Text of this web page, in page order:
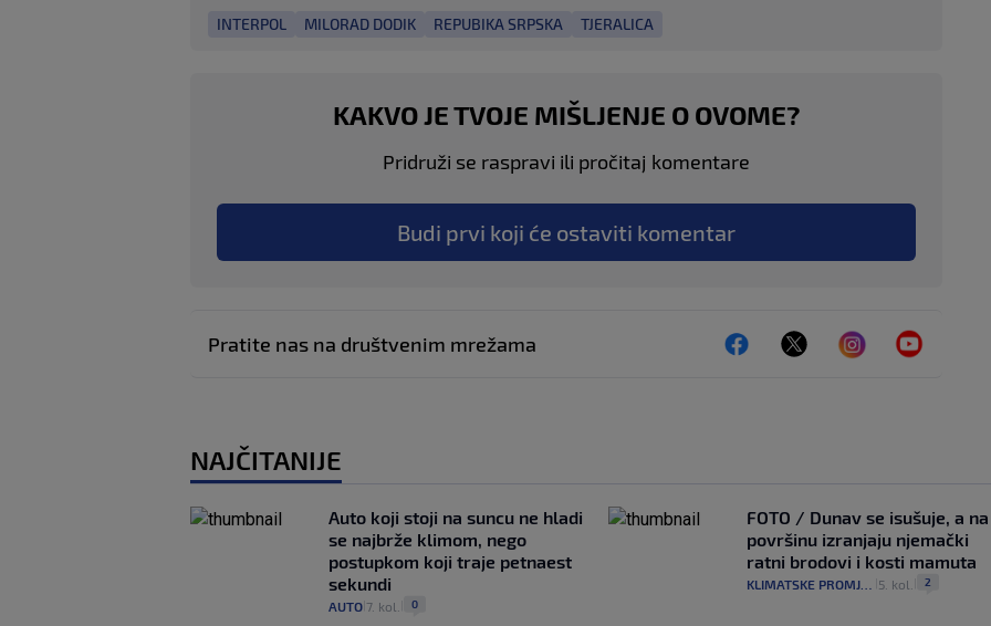
INTERPOL MILORAD DODIK REPUBIKA SRPSKA TJERALICA
KAKVO JE TVOJE MIŠLJENJE O OVOME?
Pridruži se raspravi ili pročitaj komentare
Budi prvi koji će ostaviti komentar
Pratite nas na društvenim mrežama
NAJČITANIJE
Auto koji stoji na suncu ne hladi
se najbrže klimom, nego
postupkom koji traje petnaest
sekundi
AUTO 7. kol. 0
FOTO / Dunav se isušuje, a na
površinu izranjaju njemački
ratni brodovi i kosti mamuta
KLIMATSKE PROMJENE 5. kol. 2